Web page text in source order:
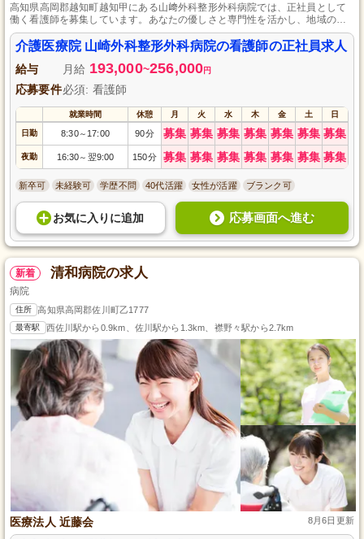
高知県高岡郡越知町越知甲にある山﨑外科整形外科病院では、正社員として
働く看護師を募集しています。あなたの優しさと専門性を活かし、地域の患
者様の健康を支えませんか。未経験歓迎。研修とフォローアップ体制が充実
しており、段階的にスキルアップ可能。自然に囲まれた環境で、仕事とプラ
イベートのバランスを大切にしながら働けます。意味のある医療キャリアを
私たちと共に築きましょう。
介護医療院 山崎外科整形外科病院の看護師の正社員求人
給与 月給 193,000~256,000円
応募要件必須: 看護師
就業時間 休憩 月 火 水 木 金 土 日
日勤 8:30～ 17:00 90分 募集 募集 募集 募集 募集 募集 募集
夜勤 16:30～ 翌9:00 150分 募集 募集 募集 募集 募集 募集 募集
新卒可 未経験可 学歴不問 40代活躍 女性が活躍 ブランク可
お気に入り に追加 応募画面へ進む
新着 清和病院の求人
病院
住所 高知県高岡郡佐川町乙1777
最寄駅 西佐川駅から0.9km、佐川駅から1.3km、襟野々駅から2.7km
医療法人 近藤会 8月6日更新